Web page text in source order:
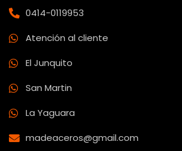
0414-0119953
Atención al cliente
El Junquito
San Martin
La Yaguara
madeaceros@gmail.com